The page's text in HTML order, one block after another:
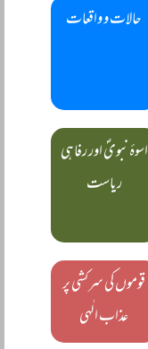
حالات و واقعات
اسوۂ نبویؐ اور رفاہی
ریاست
قوموں کی سرکشی پر
عذاب الٰہی